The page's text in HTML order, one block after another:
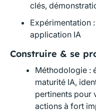
clés,
Expérimentation
application IA
Construire & se
Méthodologie :
maturité IA,
pertinents pour
actions à fort